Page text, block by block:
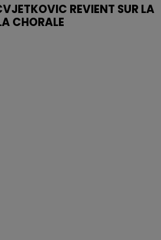
REVIENT SUR LA
CHORALE